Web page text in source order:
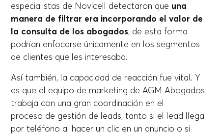
especialistas de Novicell detectaron que una
manera de filtrar era incorporando el valor de
la consulta de los abogados, de esta forma
podrían enfocarse únicamente en los segmentos
de clientes que les interesaba.
Así también, la capacidad de reacción fue vital. Y
es que el equipo de marketing de AGM Abogados
trabaja con una gran coordinación en el
proceso de gestión de leads, tanto si el lead llega
por teléfono al hacer un clic en un anuncio o si